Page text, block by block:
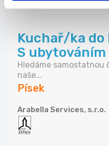
Kuchař/ka do
S
Hledáme samostatnou
naše...
Písek
Arabella Services, s.r.o.